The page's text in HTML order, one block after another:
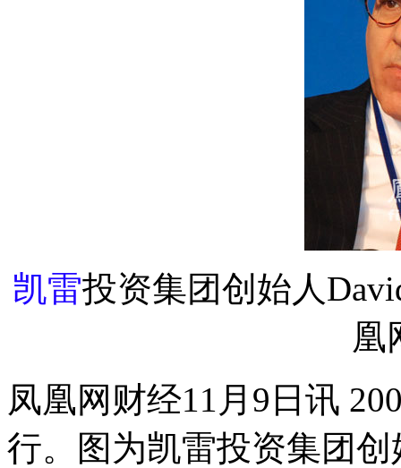
凯雷投资集团创始人
凰
凤凰网财经11月9日讯
行。图为凯雷投资集团创